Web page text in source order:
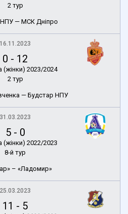
2 тур
— МСК Дніпро
16.11.2023
0 - 12
(жінки) 2023/2024
2 тур
— Будстар НПУ
31.03.2023
5- 0
(жінки) 2022/2023
8-й тур
– «Ладомир»
25.03.2023
11 - 5